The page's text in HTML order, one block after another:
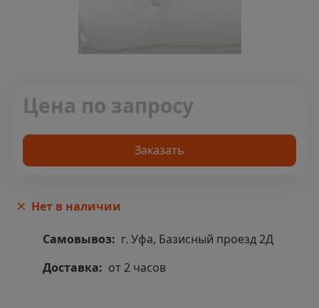
Цена по запросу
Заказать
Нет в наличии
Самовывоз: г. Уфа, Базисный проезд 2Д
Доставка: от 2 часов